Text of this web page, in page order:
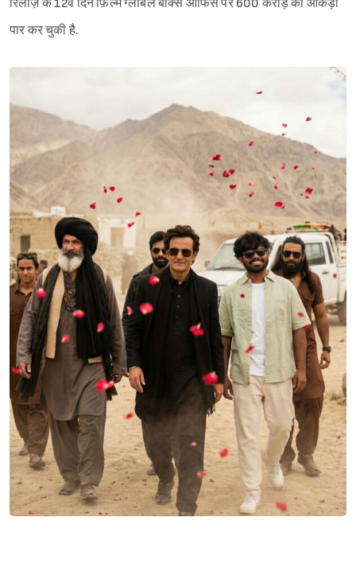
रिलीज़ के 12वें दिन फ़िल्म ग्लोबल बॉक्स ऑफिस पर 600 करोड़ का आंकड़ा
पार कर चुकी है.